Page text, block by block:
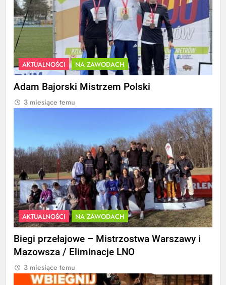
AKTUALNOŚCI NA ZAWODACH
Adam Bajorski Mistrzem Polski
3 miesiące temu
AKTUALNOŚCI NA ZAWODACH
Biegi przełajowe – Mistrzostwa Warszawy i
Mazowsza / Eliminacje LNO
3 miesiące temu